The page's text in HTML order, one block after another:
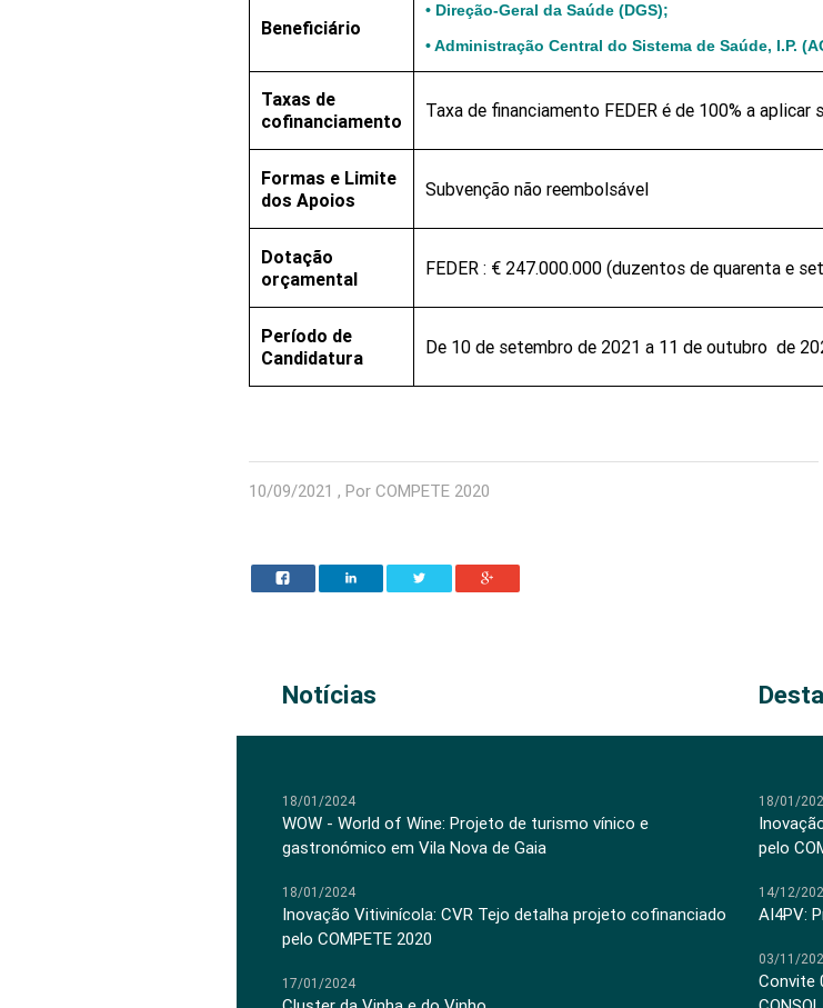
Beneficiário
• Direção-Geral da Saúde (DGS);
• Administração Central do Sistema de Saúde, I.P.
Taxas de
cofinanciamento
Taxa de financiamento FEDER é de 100% a aplicar
Formas e Limite
dos Apoios
Subvenção não reembolsável
Dotação
orçamental
FEDER : € 247.000.000 (duzentos de quarenta e
Período de
Candidatura
De 10 de setembro de 2021 a 11 de outubro de
10/09/2021 , Por COMPETE 2020
Notícias
18/01/2024
WOW - World of Wine: Projeto de turismo vínico e
gastronómico em Vila Nova de Gaia
18/01/2024
Inovação Vitivinícola: CVR Tejo detalha projeto cofinanciado
pelo COMPETE 2020
17/01/2024
18/01/
pelo
14/12/
AI4PV:
03/11/
Convite